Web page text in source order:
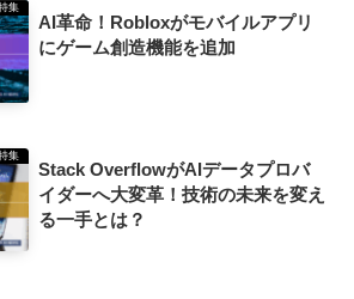
集
AI革命！Robloxがモバイルアプリ
にゲーム創造機能を追加
集
Stack OverflowがAIデータプロバ
イダーへ大変革！技術の未来を変え
る一手とは？